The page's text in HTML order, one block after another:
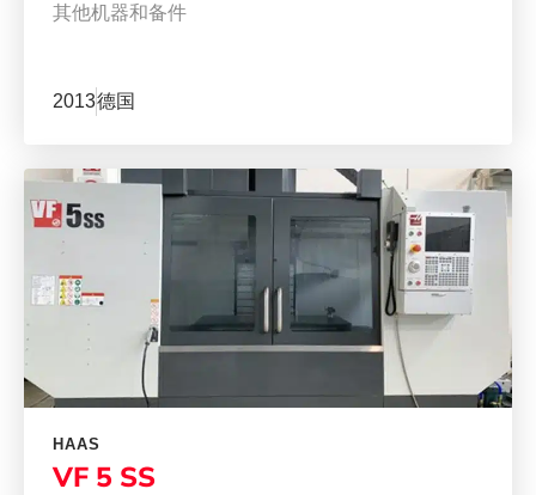
其他机器和备件
2013德国
HAAS
VF 5 SS